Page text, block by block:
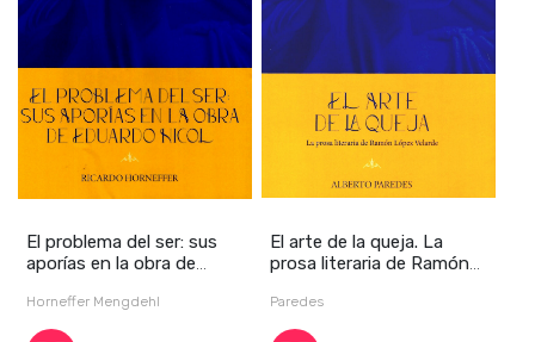
El problema del ser: sus
aporías en la obra de
Horneffer Mengdehl
El arte de la queja. La
prosa literaria de Ramón
Paredes